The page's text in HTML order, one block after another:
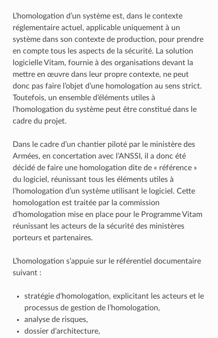
L’homologation d’un système est, dans le contexte
réglementaire actuel, applicable uniquement à un
système dans son contexte de production, pour prendre
en compte tous les aspects de la sécurité. La solution
logicielle Vitam, fournie à des organisations devant la
mettre en œuvre dans leur propre contexte, ne peut
donc pas faire l’objet d’une homologation au sens strict.
Toutefois, un ensemble d’éléments utiles à
l’homologation du système peut être constitué dans le
cadre du projet.
Dans le cadre d’un chantier piloté par le ministère des
Armées, en concertation avec l’ANSSI, il a donc été
décidé de faire une homologation dite de « référence »
du logiciel, réunissant tous les éléments utiles à
l’homologation d’un système utilisant le logiciel. Cette
homologation est traitée par la commission
d’homologation mise en place pour le Programme Vitam
réunissant les acteurs de la sécurité des ministères
porteurs et partenaires.
L’homologation s’appuie sur le référentiel documentaire
suivant :
stratégie d’homologation, explicitant les acteurs et le
processus de gestion de l’homologation,
analyse de risques,
dossier d’architecture,